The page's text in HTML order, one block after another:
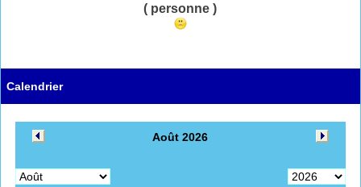
( personne )
Calendrier